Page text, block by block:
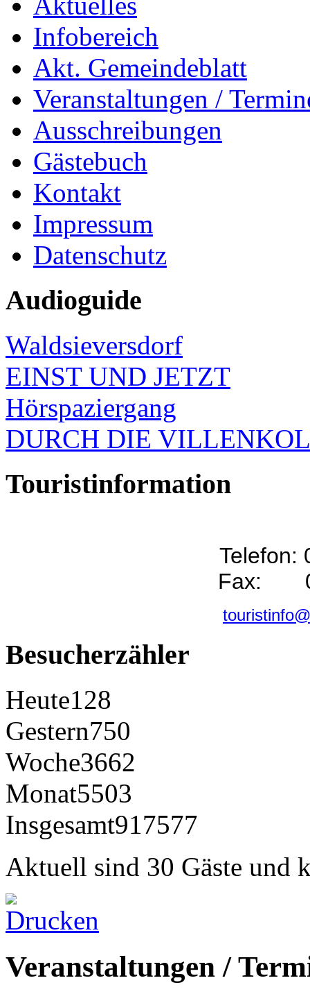
Infobereich
Akt. Gemeindeblatt
Veranstaltungen /
Ausschreibungen
Gästebuch
Kontakt
Impressum
Datenschutz
Audioguide
Waldsieversdorf
EINST UND JETZT
Hörspaziergang
DURCH DIE
Touristinformation
Telefon:
Fax:
Besucherzähler
Heute128
Gestern750
Woche3662
Monat5503
Insgesamt917577
Aktuell sind 30 Gäste und
Veranstaltungen /